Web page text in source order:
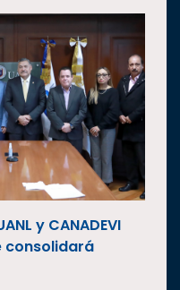
y CANADEVI
consolidará